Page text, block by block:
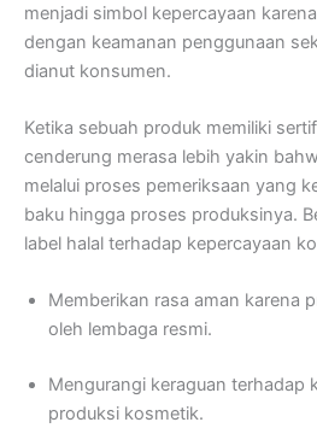
menjadi simbol kepercayaan
dengan keamanan penggunaan
dianut konsumen.
Ketika sebuah produk memiliki
cenderung merasa lebih yakin
melalui proses pemeriksaan yang
baku hingga proses produksinya.
label halal terhadap kepercayaan
Memberikan rasa aman karena
oleh lembaga resmi.
Mengurangi keraguan terhadap
produksi kosmetik.